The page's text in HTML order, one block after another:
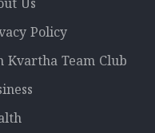
Us
Policy
Kvartha Team Club